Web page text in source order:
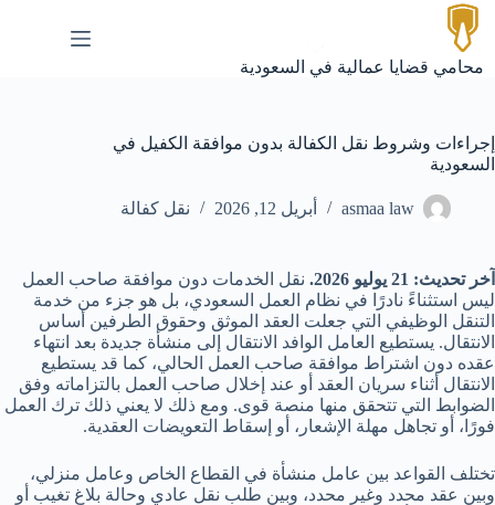
التجاوز
إلى
المحتوى
محامي قضايا عمالية في السعودية
إجراءات وشروط نقل الكفالة بدون موافقة الكفيل في
السعودية
asmaa law أبريل 12, 2026 نقل كفالة
آخر تحديث: 21 يوليو 2026.
نقل الخدمات دون موافقة صاحب العمل
ليس استثناءً نادرًا في نظام العمل السعودي، بل هو جزء من خدمة
التنقل الوظيفي التي جعلت العقد الموثق وحقوق الطرفين أساس
الانتقال. يستطيع العامل الوافد الانتقال إلى منشأة جديدة بعد انتهاء
عقده دون اشتراط موافقة صاحب العمل الحالي، كما قد يستطيع
الانتقال أثناء سريان العقد أو عند إخلال صاحب العمل بالتزاماته وفق
الضوابط التي تتحقق منها منصة قوى. ومع ذلك لا يعني ذلك ترك العمل
فورًا، أو تجاهل مهلة الإشعار، أو إسقاط التعويضات العقدية.
تختلف القواعد بين عامل منشأة في القطاع الخاص وعامل منزلي،
وبين عقد محدد وغير محدد، وبين طلب نقل عادي وحالة بلاغ تغيب أو